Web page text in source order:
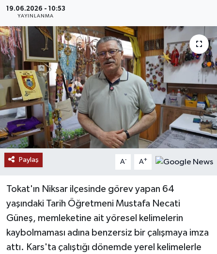
19.06.2026 - 10:53
YAYINLANMA
Paylaş A- A+
Tokat'ın Niksar ilçesinde görev yapan 64
yaşındaki Tarih Öğretmeni Mustafa Necati
Güneş, memleketine ait yöresel kelimelerin
kaybolmaması adına benzersiz bir çalışmaya imza
attı. Kars'ta çalıştığı dönemde yerel kelimelerle
SAĞLIK
SİYASET
SOSYAL YARDIMLAR
SPONSORLU YAZI
SPOR
TEKNOLOJİ
YAŞAM